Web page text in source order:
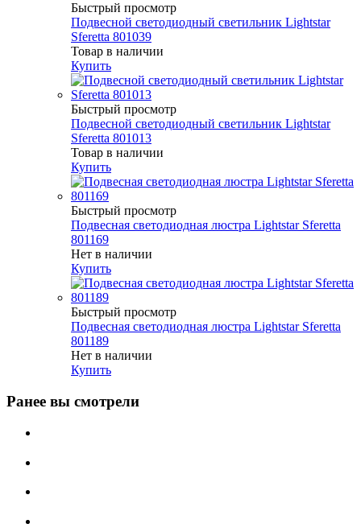
Быстрый просмотр
Подвесной светодиодный светильник Lightstar
Sferetta 801039
Товар в наличии
Купить
Быстрый просмотр
Подвесной светодиодный светильник Lightstar
Sferetta 801013
Товар в наличии
Купить
Быстрый просмотр
Подвесная светодиодная люстра Lightstar Sferetta
801169
Нет в наличии
Купить
Быстрый просмотр
Подвесная светодиодная люстра Lightstar Sferetta
801189
Нет в наличии
Купить
Ранее вы смотрели